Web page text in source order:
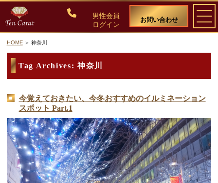
男性会員
ログイン
お問い合わせ
会員比率『１：１０』にこだわる理由
教養ある女性の募集に注力しています
50代・60代のための後悔しない選び方
HOME 神奈川
Tag Archives: 神奈川
今覚えておきたい、今冬おすすめのイルミネーション
スポット Part.1